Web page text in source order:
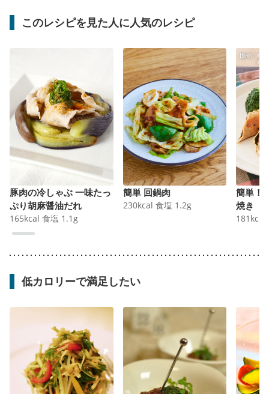
このレシピを見た人に人気のレシピ
豚肉の冷しゃぶ 一味たっ
ぷり胡麻醤油だれ
165kcal 食塩 1.1 g
簡単 回鍋肉
230kcal 食塩 1.2g
簡単！
焼き
181 kcal
低カロリーで満足したい